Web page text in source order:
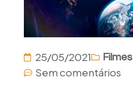
25/05/2021 Filmes
Sem comentários